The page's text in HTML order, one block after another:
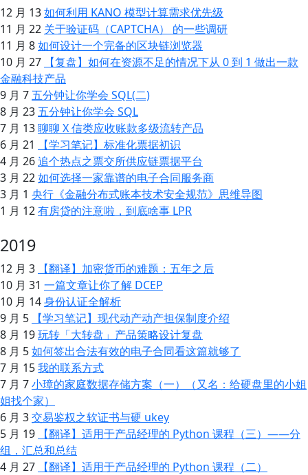
12 月 13如何利用 KANO 模型计算需求优先级
11 月 22 关于验证码（CAPTCHA） 的一些调研
11 月 8如何设计一个完备的区块链浏览器
10 月 27
【复盘】如何在资源不足的情况下从 0 到 1 做出一款
金融科技产品
9 月 7五分钟让你学会 SQL(二)
8 月 23五分钟让你学会 SQL
7 月 13聊聊 X 信类应收账款多级流转产品
6 月 21
【学习笔记】标准化票据初识
4 月 26追个热点之票交所供应链票据平台
3 月 22如何选择一家靠谱的电子合同服务商
3 月 1 央行《金融分布式账本技术安全规范》思维导图
1 月 12有房贷的注意啦，到底啥事 LPR
2019
12 月 3
【翻译】加密货币的难题：五年之后
10 月 31 一篇文章让你了解 DCEP
10 月 14身份认证全解析
9 月 5
【学习笔记】现代动产动产担保制度介绍
8 月 19玩转「大转盘」产品策略设计复盘
8 月 5如何签出合法有效的电子合同看这篇就够了
7 月 15我的联系方式
7 月 7小璋的家庭数据存储方案（一）（又名：给硬盘里的小姐
姐找个家）
6 月 3交易鉴权之软证书与硬 ukey
5 月 19
【翻译】适用于产品经理的 Python 课程（三）——分
组，汇总和总结
4 月 27
【翻译】适用于产品经理的 Python 课程（二）